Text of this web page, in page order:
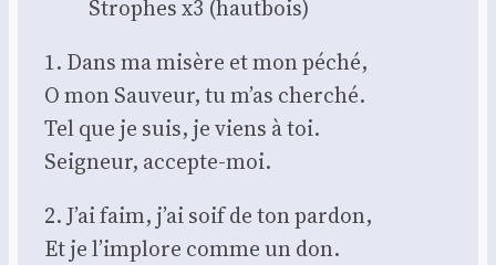
Strophes x3 (haut­bois)
1. Dans ma misère et mon péché,
O mon Sau­veur, tu m’as cher­ché.
Tel que je suis, je viens à toi.
Sei­gneur, accepte-moi.
2. J’ai faim, j’ai soif de ton par­don,
Et je l’implore comme un don.